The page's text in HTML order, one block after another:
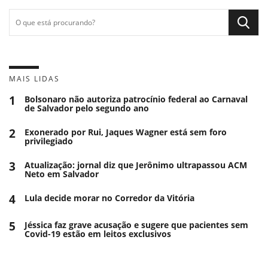
MAIS LIDAS
1 Bolsonaro não autoriza patrocínio federal ao Carnaval
de Salvador pelo segundo ano
2 Exonerado por Rui, Jaques Wagner está sem foro
privilegiado
3 Atualização: jornal diz que Jerônimo ultrapassou ACM
Neto em Salvador
4 Lula decide morar no Corredor da Vitória
5 Jéssica faz grave acusação e sugere que pacientes sem
Covid-19 estão em leitos exclusivos